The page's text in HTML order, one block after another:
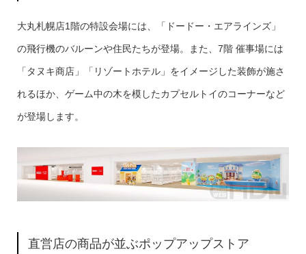
大丸札幌店1階の特設会場には、「ドードー・エアラインズ」
の飛行機のバルーンや住民たちが登場。また、7階 催事場には
「タヌキ商店」「リゾートホテル」をイメージした装飾が施さ
れるほか、ゲーム中の木を模したカプセルトイのコーナーなど
が登場します。
直営店の商品が並ぶポップアップストア